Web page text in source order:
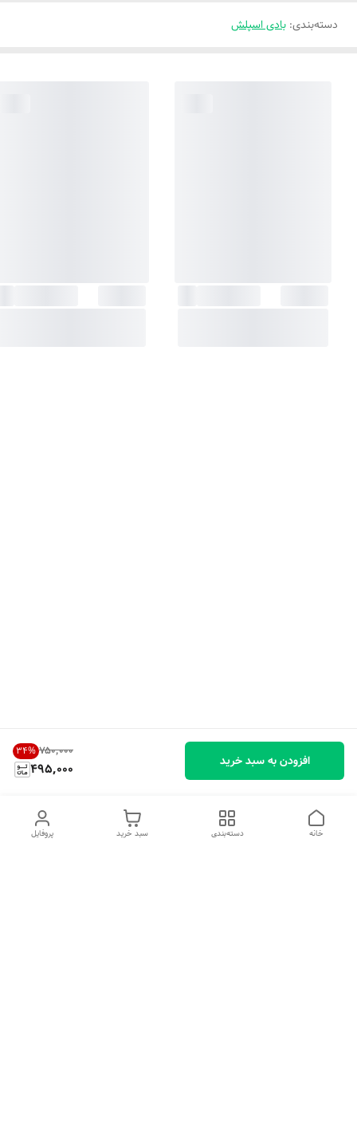
۷۵۰٬۰۰۰ 34%
495,000 افزودن به سبد خرید
دسته‌بندی: بادی اسپلش
پروفایل سبد خرید دسته‌بندی خانه